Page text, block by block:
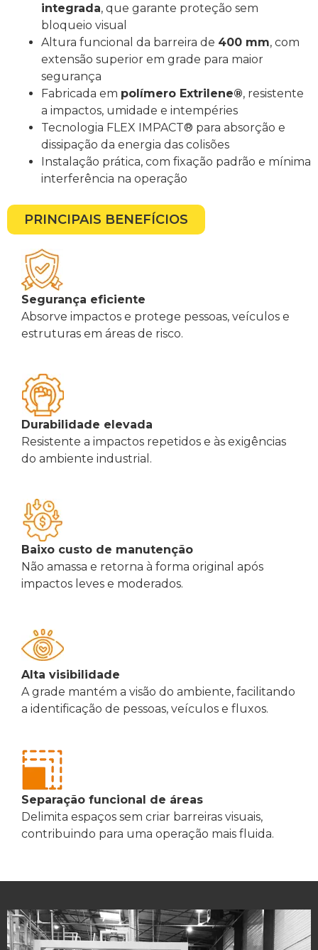
integrada, que garante proteção sem
bloqueio visual
Altura funcional da barreira de 400 mm, com
extensão superior em grade para maior
segurança
Fabricada em polímero Extrilene®, resistente
a impactos, umidade e intempéries
Tecnologia FLEX IMPACT® para absorção e
dissipação da energia das colisões
Instalação prática, com fixação padrão e mínima
interferência na operação
PRINCIPAIS BENEFÍCIOS
Segurança eficiente
Absorve impactos e protege pessoas, veículos e
estruturas em áreas de risco.
Durabilidade elevada
Resistente a impactos repetidos e às exigências
do ambiente industrial.
Baixo custo de manutenção
Não amassa e retorna à forma original após
impactos leves e moderados.
Alta visibilidade
A grade mantém a visão do ambiente, facilitando
a identificação de pessoas, veículos e fluxos.
Separação funcional de áreas
Delimita espaços sem criar barreiras visuais,
contribuindo para uma operação mais fluida.